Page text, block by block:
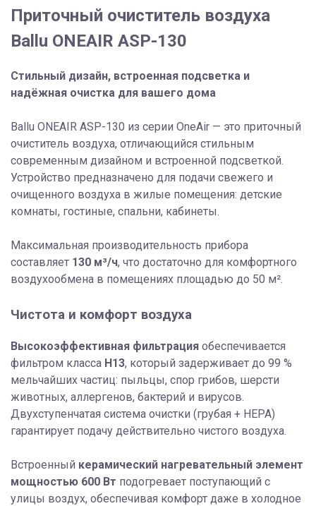
Приточный очиститель воздуха
Ballu ONEAIR ASP-130
Стильный дизайн, встроенная подсветка и
надёжная очистка для вашего дома
Ballu ONEAIR ASP-130 из серии OneAir — это приточный
очиститель воздуха, отличающийся стильным
современным дизайном и встроенной подсветкой.
Устройство предназначено для подачи свежего и
очищенного воздуха в жилые помещения: детские
комнаты, гостиные, спальни, кабинеты.
Максимальная производительность прибора
составляет 130 м³/ч, что достаточно для комфортного
воздухообмена в помещениях площадью до 50 м².
Чистота и комфорт воздуха
Высокоэффективная фильтрация обеспечивается
фильтром класса H13, который задерживает до 99 %
мельчайших частиц: пыльцы, спор грибов, шерсти
животных, аллергенов, бактерий и вирусов.
Двухступенчатая система очистки (грубая + HEPA)
гарантирует подачу действительно чистого воздуха.
Встроенный керамический нагревательный элемент
мощностью 600 Вт подогревает поступающий с
улицы воздух, обеспечивая комфорт даже в холодное